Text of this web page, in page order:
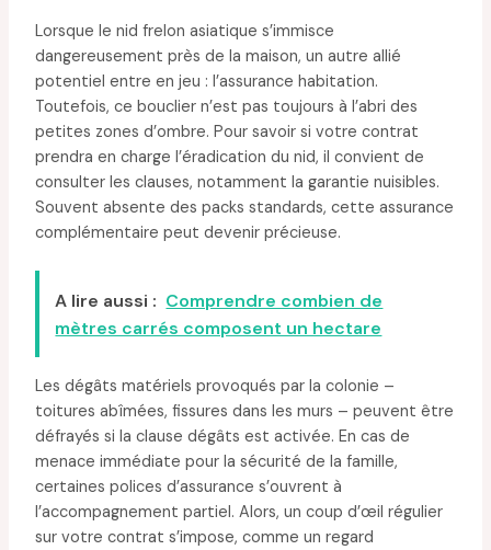
Lorsque le nid frelon asiatique s’immisce
dangereusement près de la maison, un autre allié
potentiel entre en jeu : l’assurance habitation.
Toutefois, ce bouclier n’est pas toujours à l’abri des
petites zones d’ombre. Pour savoir si votre contrat
prendra en charge l’éradication du nid, il convient de
consulter les clauses, notamment la garantie nuisibles.
Souvent absente des packs standards, cette assurance
complémentaire peut devenir précieuse.
A lire aussi : Comprendre combien de
mètres carrés composent un hectare
Les dégâts matériels provoqués par la colonie –
toitures abîmées, fissures dans les murs – peuvent être
défrayés si la clause dégâts est activée. En cas de
menace immédiate pour la sécurité de la famille,
certaines polices d’assurance s’ouvrent à
l’accompagnement partiel. Alors, un coup d’œil régulier
sur votre contrat s’impose, comme un regard